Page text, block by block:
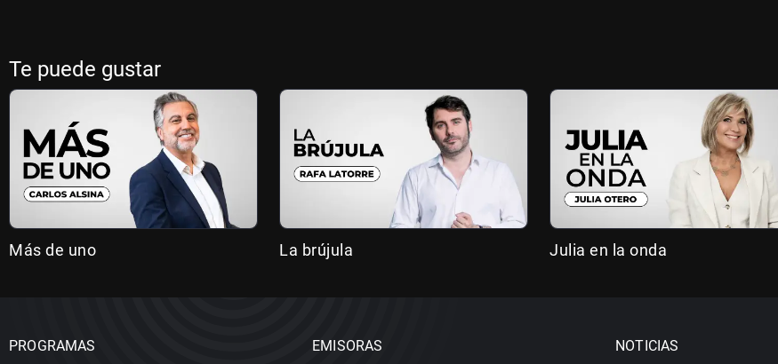
Te puede gustar
Más de uno La brújula Julia en la onda
PROGRAMAS EMISORAS NOTICIAS